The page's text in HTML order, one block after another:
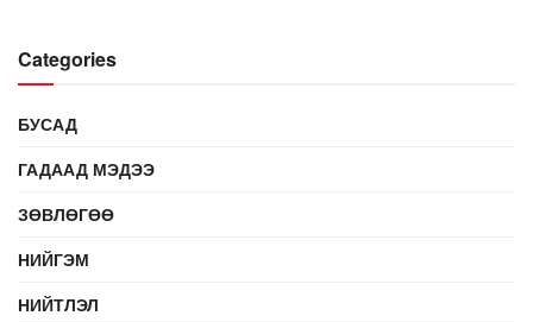
Categories
БУСАД
ГАДААД МЭДЭЭ
ЗӨВЛӨГӨӨ
НИЙГЭМ
НИЙТЛЭЛ